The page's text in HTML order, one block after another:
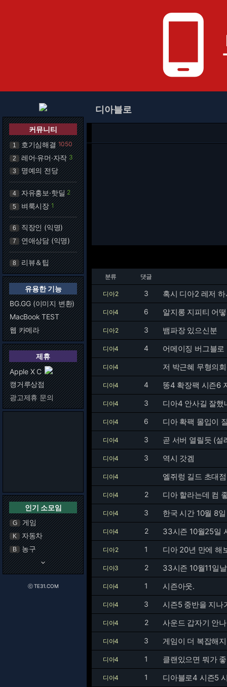
phone_android
커뮤니티
1 호기심해결 1050
2 레어·유머·자작 3
3 명예의 전당
4 자유홍보·핫딜 2
5 벼룩시장 1
6 직장인 (익명)
7 연애상담 (익명)
8 리뷰＆팁
유용한 기능
BG.GG (이미지 변환)
MacBook TEST
웹 카메라
제휴
Apple X C
캥거루상점
광고제휴 문의
인기 소모임
G 게임
K 자동차
B 농구
keyboard_arrow_down
ⓒ TE31.COM
디아블로
분류 댓글
디아2 3 혹시 디아2 레저
디아4 6 알지롱 지피티 어
디아2 3 뱀파장 있으신분
디아4 4 어메이징 버그블로
디아4 저 박근혜 무형의
디아4 4 똥4 확장팩 시즌6
디아4 3 디아4 안사길 잘했
디아4 6 디아 확팩 몰입이
디아4 3 곧 서버 열릴듯 (설
디아4 3 역시 갓겜
디아4 엘쥐렁 길드 초대
디아4 2 디아 할라는데 컴
디아4 3 한국 시간 10월 8
디아4 2 33시즌 10월25일
디아2 1 디아 20년 만에 해
디아3 2 33시즌 10월11일
디아4 1 시즌아웃.
디아4 3 시즌5 중반을 지나
디아4 2 사운드 갑자기 안
디아4 3 게임이 더 복잡해
디아4 1 클랜있으면 뭐가
디아4 1 디아블로4 시즌5